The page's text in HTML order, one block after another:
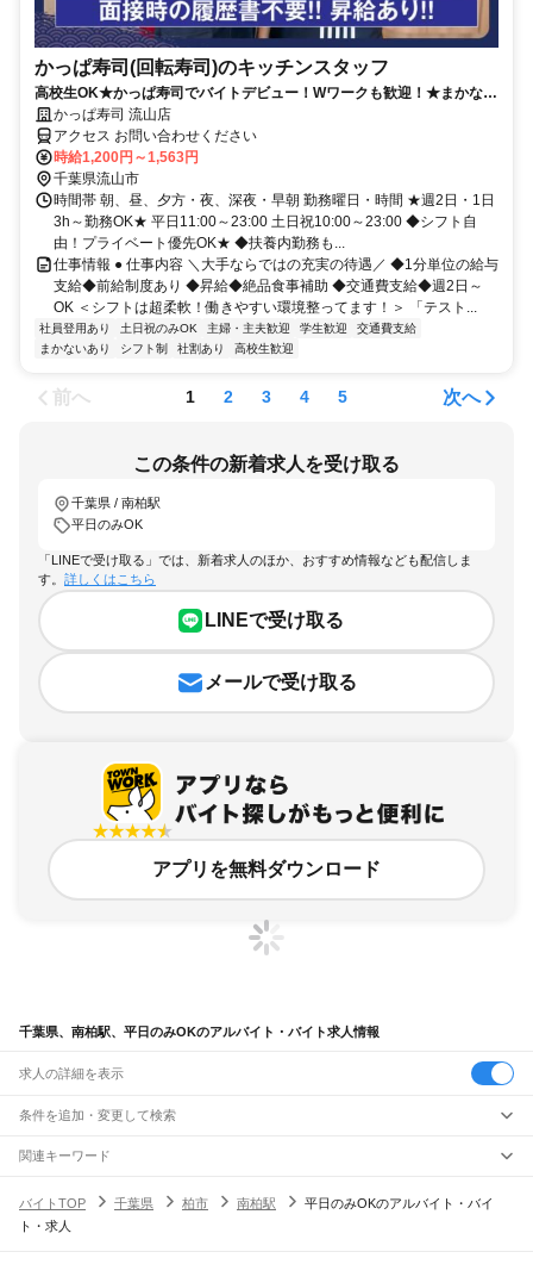
かっぱ寿司(回転寿司)のキッチンスタッフ
高校生OK★かっぱ寿司でバイトデビュー！Wワークも歓迎！★まかない
有★短時間OK★履歴書不要
かっぱ寿司 流山店
アクセス お問い合わせください
時給1,200円～1,563円
千葉県流山市
時間帯 朝、昼、夕方・夜、深夜・早朝 勤務曜日・時間 ★週2日・1日
3h～勤務OK★ 平日11:00～23:00 土日祝10:00～23:00 ◆シフト自
由！プライベート優先OK★ ◆扶養内勤務も...
仕事情報 ● 仕事内容 ＼大手ならではの充実の待遇／ ◆1分単位の給与
支給◆前給制度あり ◆昇給◆絶品食事補助 ◆交通費支給◆週2日～
OK ＜シフトは超柔軟！働きやすい環境整ってます！＞ 「テスト...
社員登用あり 土日祝のみOK 主婦・主夫歓迎 学生歓迎
交通費支給
まかないあり
シフト制 社割あり 高校生歓迎
前へ 1 2 3 4 5 次へ
この条件の新着求人を受け取る
千葉県 / 南柏駅
平日のみOK
「LINEで受け取る」では、新着求人のほか、おすすめ情報なども配信しま
す。 詳しくはこちら
LINEで受け取る
メールで受け取る
アプリを無料ダウンロード
千葉県、南柏駅、平日のみOKのアルバイト・バイト求人情報
求人の詳細を表示
条件を追加・変更して検索
市区町村を追加・変更
千葉県すべて
千葉市
駅を追加・変更
職種を追加・変更
関連キーワード
バイトTOP
千葉県 柏市 南柏駅
平日のみOKのアルバイト・バイ
ト・求人